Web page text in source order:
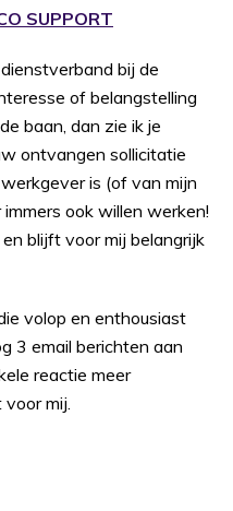
SUPPORT
bij de
of belangstelling
baan, dan zie ik je
ontvangen sollicitatie
is (of van mijn
ook willen werken!
en blijft voor mij belangrijk
volop en enthousiast
3 email berichten aan
reactie meer
mij.